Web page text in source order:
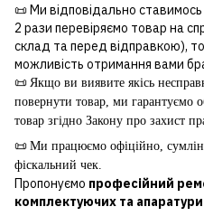
📜 Ми відповідально
2 рази перевіряємо товар на
склад та перед відправкою),
можливість отримання вами
📜 Якщо ви виявите якісь
повернути товар, ми гарантуємо
товар згідно Закону про захист
📜 Ми працюємо офіційно,
фіскальний чек.
Пропонуємо професійний
комплектуючих та апаратури